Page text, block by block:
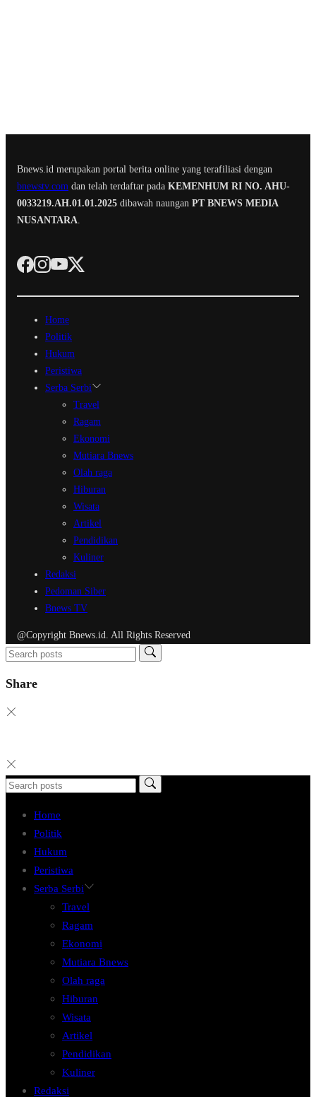
Bnews.id merupakan portal berita online yang terafiliasi dengan
bnewstv.com dan telah terdaftar pada KEMENHUM RI NO. AHU-
0033219.AH.01.01.2025 dibawah naungan PT BNEWS MEDIA
NUSANTARA.
Home
Politik
Hukum
Peristiwa
Serba Serbi
Travel
Ragam
Ekonomi
Mutiara Bnews
Olah raga
Hiburan
Wisata
Artikel
Pendidikan
Kuliner
Redaksi
Pedoman Siber
Bnews TV
@Copyright Bnews.id. All Rights Reserved
Share
Home
Politik
Hukum
Peristiwa
Serba Serbi
Travel
Ragam
Ekonomi
Mutiara Bnews
Olah raga
Hiburan
Wisata
Artikel
Pendidikan
Kuliner
Redaksi